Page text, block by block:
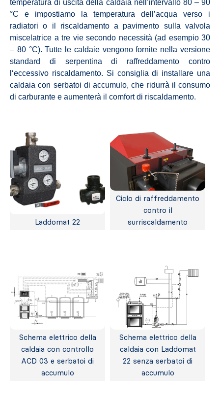
temperatura di uscita della caldaia nell’intervallo 80 – 90
°C e impostiamo la temperatura dell’acqua verso i
radiatori o il riscaldamento a pavimento sulla valvola
miscelatrice a tre vie secondo necessità (ad esempio 30
– 80 °C). Tutte le caldaie vengono fornite nella versione
standard di serpentina di raffreddamento contro
l‘eccessivo riscaldamento. Si consiglia di installare una
caldaia con serbatoi di accumulo, che ridurrà il consumo
di carburante e aumenterà il comfort di riscaldamento.
Laddomat 22
Ciclo di raffreddamento
contro il
surriscaldamento
Schema elettrico della
caldaia con controllo
ACD 03 e serbatoi di
accumulo
Schema elettrico della
caldaia con Laddomat
22 senza serbatoi di
accumulo